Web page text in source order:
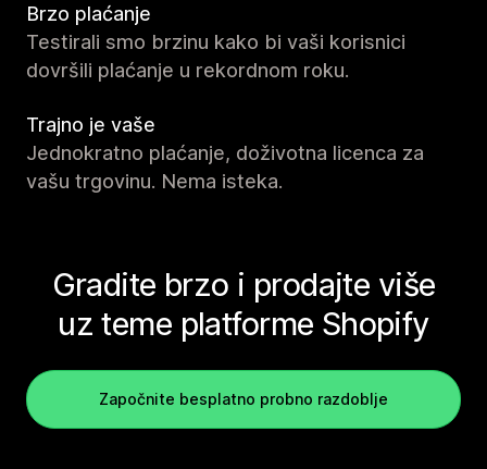
Brzo plaćanje
Testirali smo brzinu kako bi vaši korisnici
dovršili plaćanje u rekordnom roku.
Trajno je vaše
Jednokratno plaćanje, doživotna licenca za
vašu trgovinu. Nema isteka.
Gradite brzo i prodajte više
uz teme platforme Shopify
Započnite besplatno probno razdoblje